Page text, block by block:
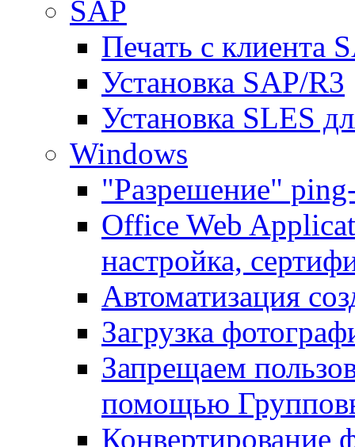
SAP
Печать с клиента
Установка SAP/R3
Установка SLES
Windows
"Разрешение"
Office Web
настройка,
Автоматизация
Загрузка
Запрещаем
помощью
Конвертирование